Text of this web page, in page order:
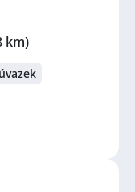
km)